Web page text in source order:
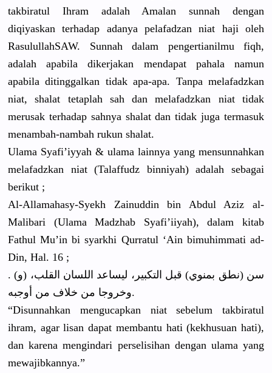
takbiratul Ihram adalah Amalan sunnah dengan
diqiyaskan terhadap adanya pelafadzan niat haji oleh
RasulullahSAW. Sunnah dalam pengertianilmu fiqh,
adalah apabila dikerjakan mendapat pahala namun
apabila ditinggalkan tidak apa-apa. Tanpa melafadzkan
niat, shalat tetaplah sah dan melafadzkan niat tidak
merusak terhadap sahnya shalat dan tidak juga termasuk
menambah-nambah rukun shalat.
Ulama Syafi’iyyah & ulama lainnya yang mensunnahkan
melafadzkan niat (Talaffudz binniyah) adalah sebagai
berikut ;
Al-Allamahasy-Syekh Zainuddin bin Abdul Aziz al-
Malibari (Ulama Madzhab Syafi’iiyah), dalam kitab
Fathul Mu’in bi syarkhi Qurratul ‘Ain bimuhimmati ad-
Din, Hal. 16 ;
. (و) سن (نطق بمنوي) قبل التكبير، ليساعد اللسان القلب،
وخروجا من خلاف من أوجبه.
“Disunnahkan mengucapkan niat sebelum takbiratul
ihram, agar lisan dapat membantu hati (kekhusuan hati),
dan karena mengindari perselisihan dengan ulama yang
mewajibkannya.”